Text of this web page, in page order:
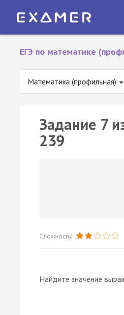
ЕГЭ по математике
Математика (профильная)
Задание 7
239
Сложность:
Найдите значение